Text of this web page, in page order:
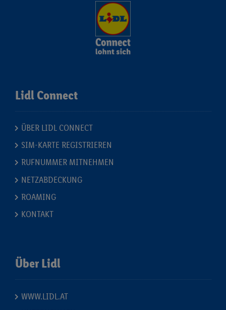
Lidl Connect
ÜBER LIDL CONNECT
SIM-KARTE REGISTRIEREN
RUFNUMMER MITNEHMEN
NETZABDECKUNG
ROAMING
KONTAKT
Über Lidl
WWW.LIDL.AT